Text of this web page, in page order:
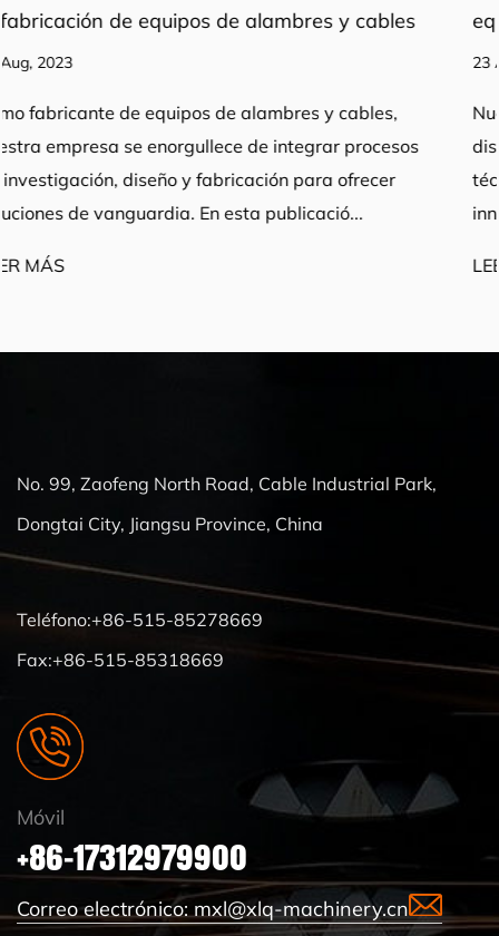
equipos de procesamiento
Nuestra integración de procesos de investigación,
diseño y fabricación, respaldada por una sólida
técnica y equipos avanzados, nos permite
innovación y ofrecer soluciones excepcion...
No. 99, Zaofeng North Road, Cable Industrial Park,
Dongtai City, Jiangsu Province, China
Teléfono:+86-515-85278669
Fax:+86-515-85318669
Móvil
+86-17312979900
Correo electrónico:mxl@xlq-machinery.cn